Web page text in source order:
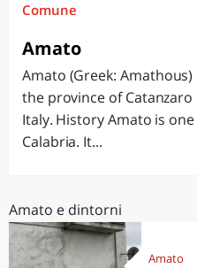
Comune
Amato
Amato (Greek:
the province of
Italy. History Amato is
Calabria. It...
Amato e dintorni
Amato